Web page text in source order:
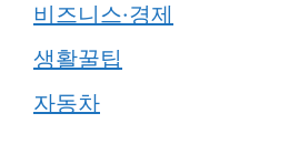
비즈니스·경제
생활꿀팁
자동차